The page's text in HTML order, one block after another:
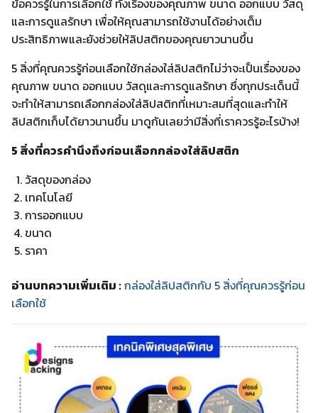
และการดูแลรักษา เพื่อให้คุณสามารถใช้งานได้อย่างเต็ม
ประสิทธิภาพและยังช่วยให้ลิปสติกของคุณยาวนานขึ้น
5 สิ่งที่คุณควรรู้ก่อนเลือกใช้กล่องใส่ลิปสติกไม่ว่าจะเป็นเรื่องของ
คุณภาพ ขนาด ออกแบบ วัสดุและการดูแลรักษา ซึ่งทุกประเด็นนี้
จะทำให้สามารถเลือกกล่องใส่ลิปสติกที่เหมาะสมที่สุดและทำให้
ลิปสติกเก็บได้ยาวนานขึ้น มาดูกันเลยว่ามีสิ่งที่เราควรรู้อะไรบ้าง!
5 สิ่งที่ควรคำนึงถึงก่อนเลือกกล่องใส่ลิปสติก
วัสดุของกล่อง
เทคโนโลยี
การออกแบบ
ขนาด
ราคา
อ่านบทความเพิ่มเติม :กล่องใส่ลิปสติกกับ 5 สิ่งที่คุณควรรู้ก่อน
เลือกใช้